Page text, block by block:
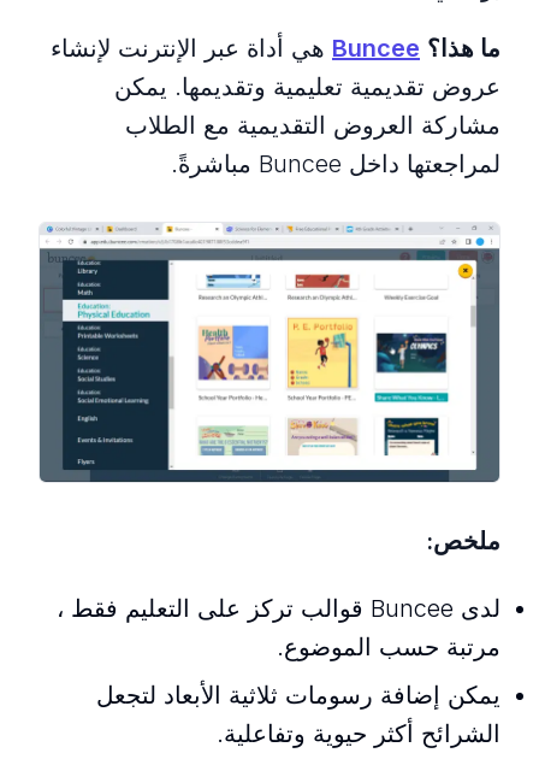
ما هذا؟ Buncee هي أداة عبر الإنترنت لإنشاء
عروض تقديمية تعليمية وتقديمها. يمكن
مشاركة العروض التقديمية مع الطلاب
لمراجعتها داخل Buncee مباشرةً.
ملخص:
لدى Buncee قوالب تركز على التعليم فقط ،
مرتبة حسب الموضوع.
يمكن إضافة رسومات ثلاثية الأبعاد لتجعل
الشرائح أكثر حيوية وتفاعلية.